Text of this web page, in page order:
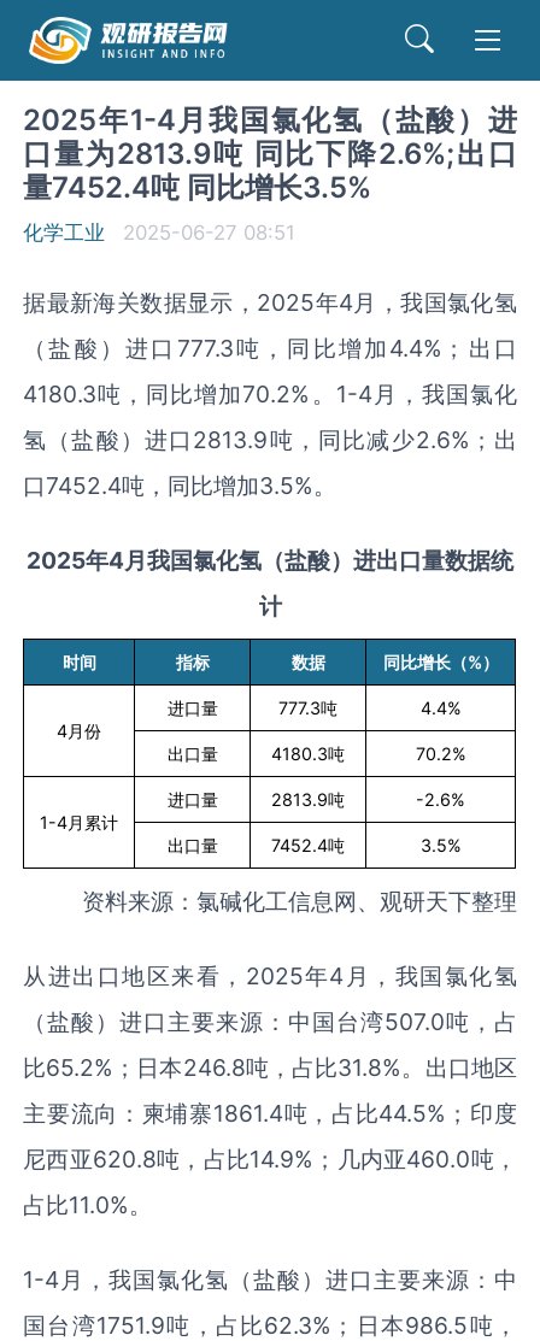
2025年1-4月我国氯化氢（盐酸）进
口量为2813.9吨 同比下降2.6%;出口
量7452.4吨 同比增长3.5%
化学工业 2025-06-27 08:51
据最新海关数据显示，2025年4月，我国氯化氢
（盐酸）进口777.3吨，同比增加4.4%；出口
4180.3吨，同比增加70.2%。1-4月，我国氯化
氢（盐酸）进口2813.9吨，同比减少2.6%；出
口7452.4吨，同比增加3.5%。
2025年4月我国氯化氢（盐酸）进出口量数据统
计
时间 指标 数据 同比增长（%）
4月份
进口量 777.3吨 4.4%
出口量 4180.3吨 70.2%
1-4月累计
进口量 2813.9吨 -2.6%
出口量 7452.4吨 3.5%
资料来源：氯碱化工信息网、观研天下整理
从进出口地区来看，2025年4月，我国氯化氢
（盐酸）进口主要来源：中国台湾507.0吨，占
比65.2%；日本246.8吨，占比31.8%。出口地区
主要流向：柬埔寨1861.4吨，占比44.5%；印度
尼西亚620.8吨，占比14.9%；几内亚460.0吨，
占比11.0%。
1-4月，我国氯化氢（盐酸）进口主要来源：中
国台湾1751.9吨，占比62.3%；日本986.5吨，